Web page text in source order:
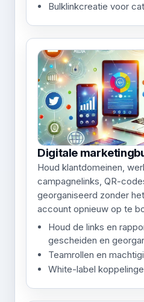
Bulklinkcreatie voor
Digitale
Houd klantdomeinen,
campagnelinks, QR-
georganiseerd zonder
account opnieuw op te
Houd de links en
gescheiden en
Teamrollen en
White-label